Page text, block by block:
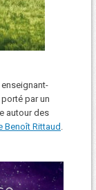
par un
autour des
Benoît Rittaud